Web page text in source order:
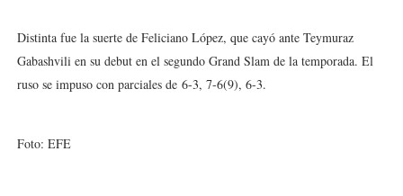
Distinta fue la suerte de Feliciano López, que cayó ante Teymuraz
Gabashvili en su debut en el segundo Grand Slam de la temporada. El
ruso se impuso con parciales de 6-3, 7-6(9), 6-3.
Foto: EFE